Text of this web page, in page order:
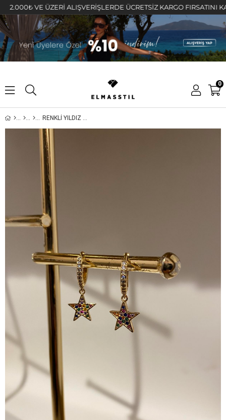
VE ÜZERİ ALIŞVERİŞLERDE ÜCRETSİZ KARGO FIRSATINI
0
RENKLİ YILDIZ SARKINTILI KÜPE